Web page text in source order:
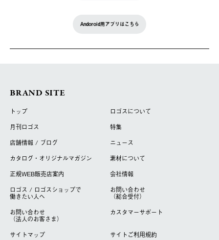
Andoroid用アプリはこちら
BRAND SITE
トップ
ロゴスについて
月刊ロゴス
特集
店舗情報 / ブログ
ニュース
カタログ・オリジナルマガジン
素材について
正規WEB販売店案内
会社情報
ロゴス / ロゴスショップで
働きたい人へ
お問い合わせ
（総合受付）
お問い合わせ
（法人のお客さま）
カスタマーサポート
サイトマップ
サイトご利用規約